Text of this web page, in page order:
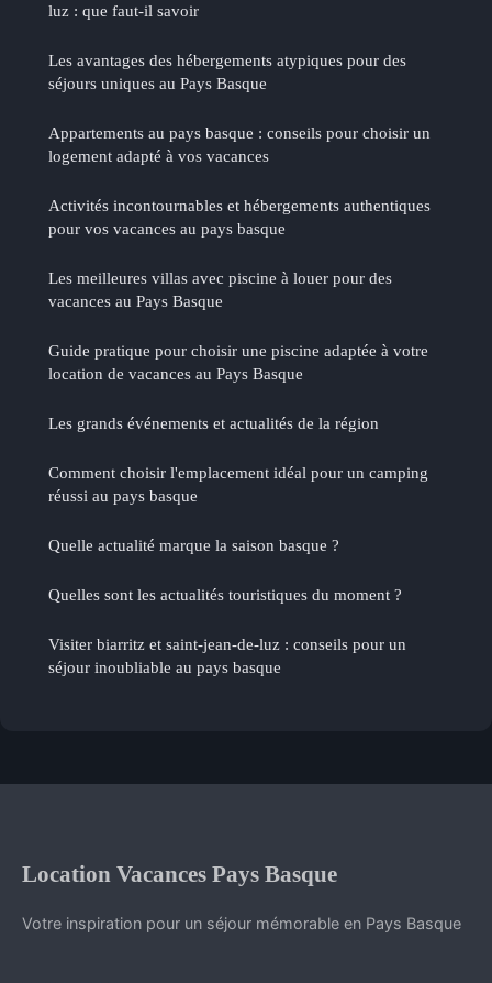
luz : que faut-il savoir
Les avantages des hébergements atypiques pour des
séjours uniques au Pays Basque
Appartements au pays basque : conseils pour choisir un
logement adapté à vos vacances
Activités incontournables et hébergements authentiques
pour vos vacances au pays basque
Les meilleures villas avec piscine à louer pour des
vacances au Pays Basque
Guide pratique pour choisir une piscine adaptée à votre
location de vacances au Pays Basque
Les grands événements et actualités de la région
Comment choisir l'emplacement idéal pour un camping
réussi au pays basque
Quelle actualité marque la saison basque ?
Quelles sont les actualités touristiques du moment ?
Visiter biarritz et saint-jean-de-luz : conseils pour un
séjour inoubliable au pays basque
Location Vacances Pays Basque
Votre inspiration pour un séjour mémorable en Pays Basque